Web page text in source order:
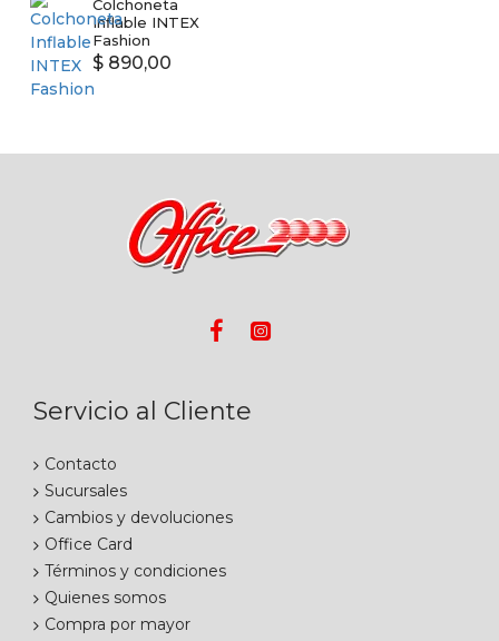
Colchoneta
Inflable INTEX
Fashion
$ 890,00
Servicio al Cliente
Contacto
Sucursales
Cambios y devoluciones
Office Card
Términos y condiciones
Quienes somos
Compra por mayor